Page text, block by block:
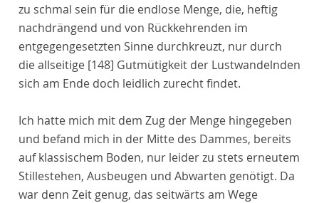
zu schmal sein für die endlose Menge, die, heftig
nachdrängend und von Rückkehrenden im
entgegengesetzten Sinne durchkreuzt, nur durch
die allseitige [148] Gutmütigkeit der Lustwandelnden
sich am Ende doch leidlich zurecht findet.
Ich hatte mich mit dem Zug der Menge hingegeben
und befand mich in der Mitte des Dammes, bereits
auf klassischem Boden, nur leider zu stets erneutem
Stillestehen, Ausbeugen und Abwarten genötigt. Da
war denn Zeit genug, das seitwärts am Wege